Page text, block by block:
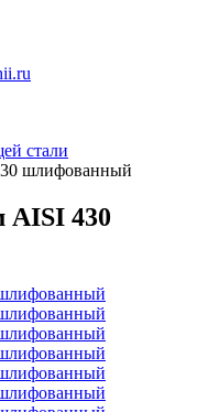
стали
шлифованный
AISI 430